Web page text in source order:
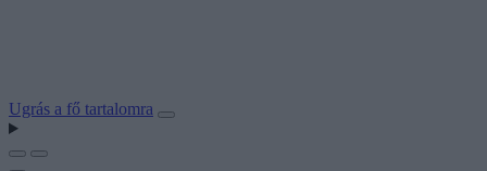
Ugrás a fő tartalomra